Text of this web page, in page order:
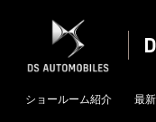
ショールーム紹介 最